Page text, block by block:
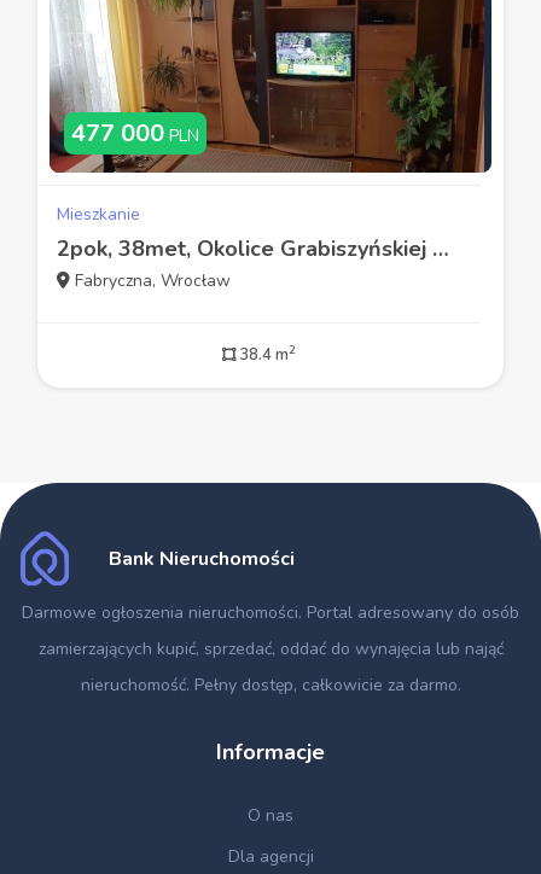
477 000 PLN
Mieszkanie
2pok, 38met, Okolice Grabiszyńskiej BALKON/PIWNICA (Wrocław)
Fabryczna, Wrocław
38.4 m2
Bank Nieruchomości
Darmowe ogłoszenia nieruchomości. Portal adresowany do osób
zamierzających kupić, sprzedać, oddać do wynajęcia lub nająć
nieruchomość. Pełny dostęp, całkowicie za darmo.
Informacje
O nas
Dla agencji